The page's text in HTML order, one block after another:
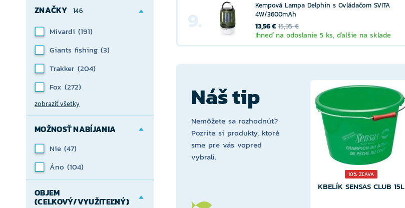
ZNAČKY 146
Mivardi (191)
Giants fishing (3)
Trakker (204)
Fox (272)
zobraziť všetky
MOŽNOSŤ NABÍJANIA
Nie (47)
Áno (104)
OBJEM
(CELKOVÝ/VYUŽITEĽNÝ)
9.
Kempová Lampa Delphin s Ovládačom SVITA
4W/3600mAh
13,56 € 15,95 €
Ihneď na odoslanie 5 ks, ďalšie na sklade
Náš tip
Nemôžete sa rozhodnúť?
Pozrite si produkty, ktoré
sme pre vás vopred
vybrali.
10% ZĽAVA
KBELÍK SENSAS CLUB 15L